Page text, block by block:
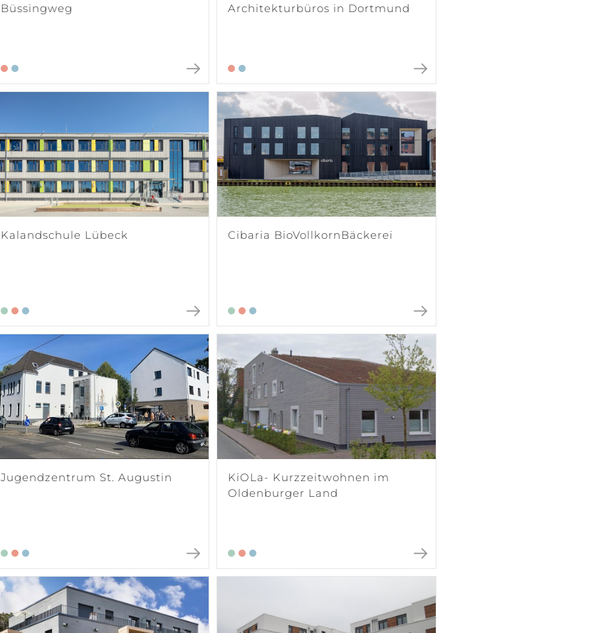
Büssingweg
Architekturbüros in Dortmund
Kalandschule Lübeck Cibaria BioVollkornBäckerei
Jugendzentrum St. Augustin
KiOLa- Kurzzeitwohnen im
Oldenburger Land